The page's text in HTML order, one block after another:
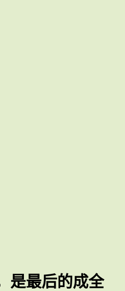
是最后的成全